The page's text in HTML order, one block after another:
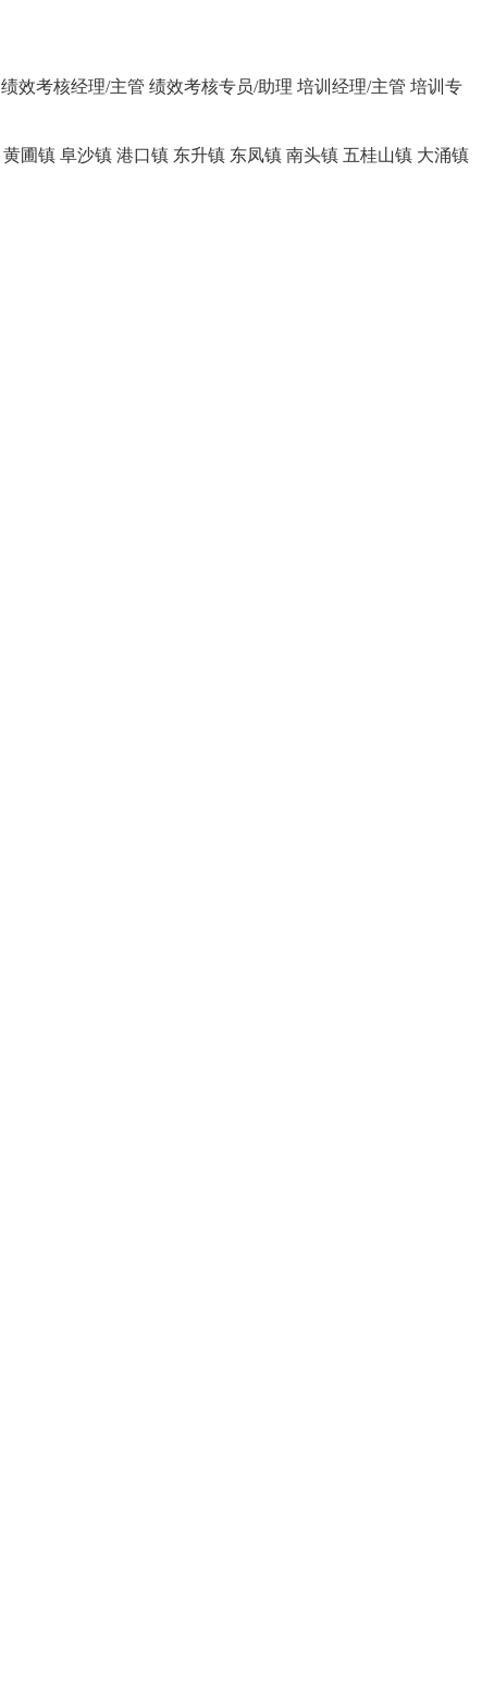
绩效考核经理/主管 绩效考核专员/助理 培训经理/主管 培训专
黄圃镇 阜沙镇 港口镇 东升镇 东凤镇 南头镇 五桂山镇 大涌镇